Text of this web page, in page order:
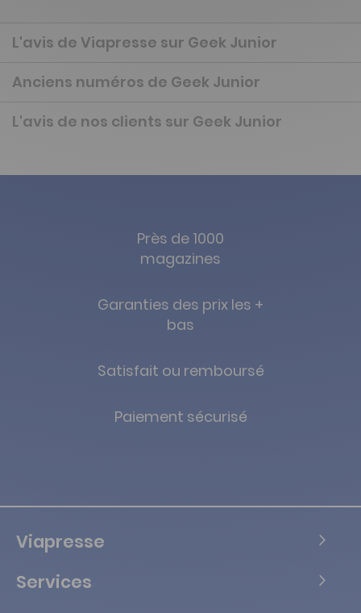
L'avis de Viapresse sur Geek Junior
Anciens numéros de Geek Junior
L'avis de nos clients sur Geek Junior
Près de 1000
magazines
Garanties des prix les +
bas
Satisfait ou remboursé
Paiement sécurisé
Viapresse
Services